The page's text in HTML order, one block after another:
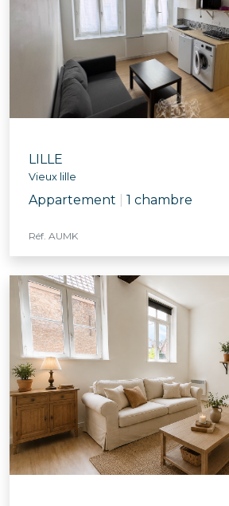
LILLE
Vieux lille
Appartement 1 chambre
Réf. AUMK